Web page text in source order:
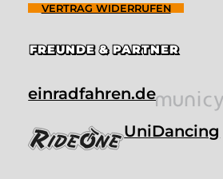
VERTRAG WIDERRUFEN
FREUNDE & PARTNER
einradfahren.de
UniDancing